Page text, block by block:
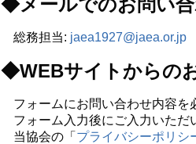
◆メールでのお問い
総務担当: jaea1927@jaea.or.jp
◆WEBサイトからの
フォームにお問い合わせ内容を
フォーム入力後にご入力いた
当協会の「 プライバシーポリシ